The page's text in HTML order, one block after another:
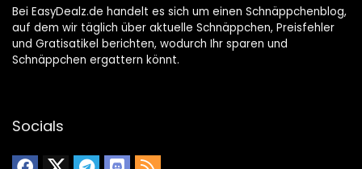
Bei EasyDealz.de handelt es sich um einen Schnäppchenblog,
auf dem wir täglich über aktuelle Schnäppchen, Preisfehler
und Gratisatikel berichten, wodurch Ihr sparen und
Schnäppchen ergattern könnt.
Socials